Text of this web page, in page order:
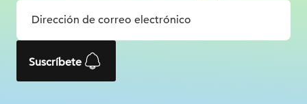
Suscríbete